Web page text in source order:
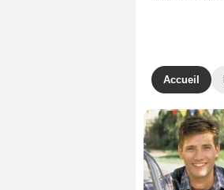
Accueil